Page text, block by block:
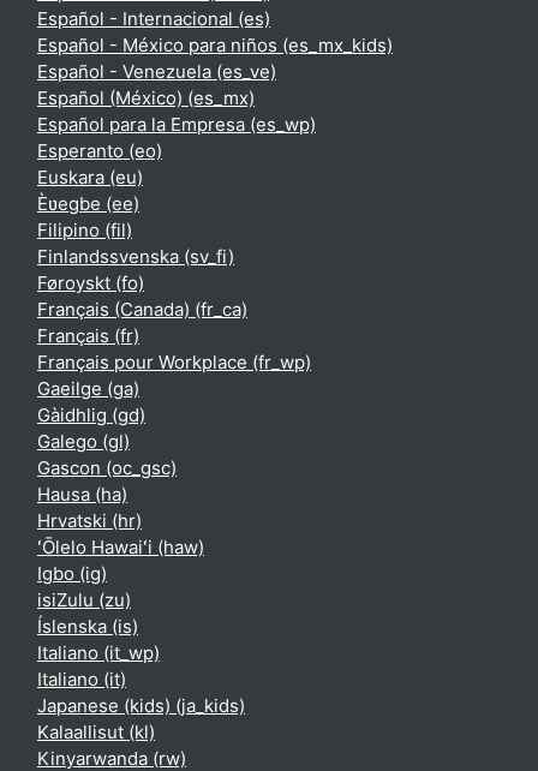
Español - Internacional ‎(es)‎
Español - México para niños ‎(es_mx_kids)‎
Español - Venezuela ‎(es_ve)‎
Español (México) ‎(es_mx)‎
Español para la Empresa ‎(es_wp)‎
Esperanto ‎(eo)‎
Euskara ‎(eu)‎
Èʋegbe ‎(ee)‎
Filipino ‎(fil)‎
Finlandssvenska ‎(sv_fi)‎
Føroyskt ‎(fo)‎
Français (Canada) ‎(fr_ca)‎
Français ‎(fr)‎
Français pour Workplace ‎(fr_wp)‎
Gaeilge ‎(ga)‎
Gàidhlig ‎(gd)‎
Galego ‎(gl)‎
Gascon ‎(oc_gsc)‎
Hausa ‎(ha)‎
Hrvatski ‎(hr)‎
ʻŌlelo Hawaiʻi ‎(haw)‎
Igbo ‎(ig)‎
isiZulu ‎(zu)‎
Íslenska ‎(is)‎
Italiano ‎(it_wp)‎
Italiano ‎(it)‎
Japanese (kids) ‎(ja_kids)‎
Kalaallisut ‎(kl)‎
Kinyarwanda ‎(rw)‎